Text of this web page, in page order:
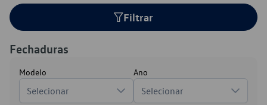
Filtrar
Fechaduras
Modelo
Selecionar
Ano
Selecionar